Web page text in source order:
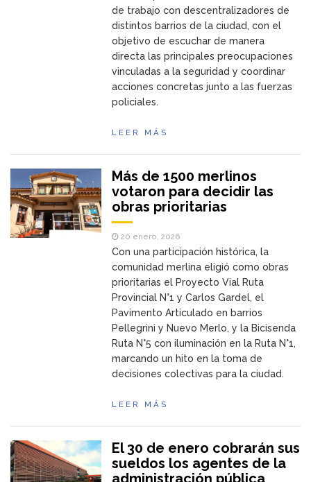
de trabajo con descentralizadores de
distintos barrios de la ciudad, con el
objetivo de escuchar de manera
directa las principales preocupaciones
vinculadas a la seguridad y coordinar
acciones concretas junto a las fuerzas
policiales.
LEER MÁS
Más de 1500 merlinos
votaron para decidir las
obras prioritarias
20 enero, 2026
Con una participación histórica, la
comunidad merlina eligió como obras
prioritarias el Proyecto Vial Ruta
Provincial N°1 y Carlos Gardel, el
Pavimento Articulado en barrios
Pellegrini y Nuevo Merlo, y la Bicisenda
Ruta N°5 con iluminación en la Ruta N°1,
marcando un hito en la toma de
decisiones colectivas para la ciudad.
LEER MÁS
El 30 de enero cobrarán sus
sueldos los agentes de la